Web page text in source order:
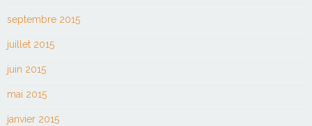
septembre 2015
juillet 2015
juin 2015
mai 2015
janvier 2015